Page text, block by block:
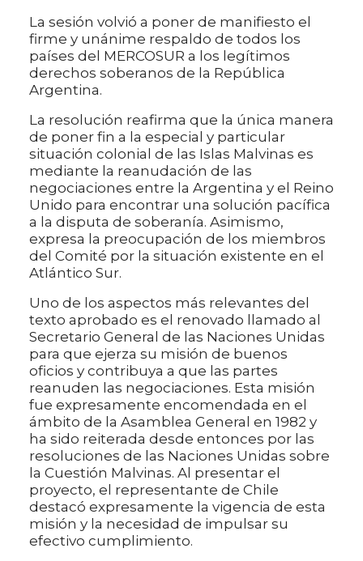
La sesión volvió a poner de manifiesto el
firme y unánime respaldo de todos los
países del MERCOSUR a los legítimos
derechos soberanos de la República
Argentina.
La resolución reafirma que la única manera
de poner fin a la especial y particular
situación colonial de las Islas Malvinas es
mediante la reanudación de las
negociaciones entre la Argentina y el Reino
Unido para encontrar una solución pacífica
a la disputa de soberanía. Asimismo,
expresa la preocupación de los miembros
del Comité por la situación existente en el
Atlántico Sur.
Uno de los aspectos más relevantes del
texto aprobado es el renovado llamado al
Secretario General de las Naciones Unidas
para que ejerza su misión de buenos
oficios y contribuya a que las partes
reanuden las negociaciones. Esta misión
fue expresamente encomendada en el
ámbito de la Asamblea General en 1982 y
ha sido reiterada desde entonces por las
resoluciones de las Naciones Unidas sobre
la Cuestión Malvinas. Al presentar el
proyecto, el representante de Chile
destacó expresamente la vigencia de esta
misión y la necesidad de impulsar su
efectivo cumplimiento.